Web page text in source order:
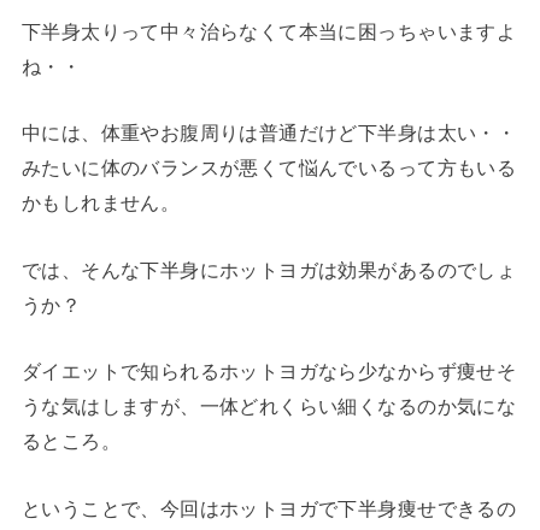
下半身太りって中々治らなくて本当に困っちゃいますよ
ね・・
中には、体重やお腹周りは普通だけど下半身は太い・・
みたいに体のバランスが悪くて悩んでいるって方もいる
かもしれません。
では、そんな下半身にホットヨガは効果があるのでしょ
うか？
ダイエットで知られるホットヨガなら少なからず痩せそ
うな気はしますが、一体どれくらい細くなるのか気にな
るところ。
ということで、今回はホットヨガで下半身痩せできるの